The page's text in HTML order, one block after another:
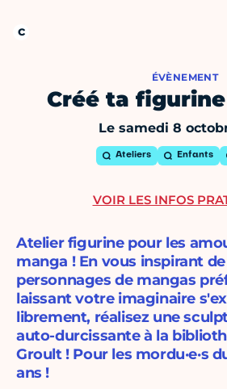
ÉVÈNEMENT
Créé ta
Le samedi 8
Ateliers Enfants
Atelier figurine pour les
manga ! En vous inspirant
personnages de mangas
laissant votre imaginaire
librement, réalisez une
auto-durcissante à la
Groult ! Pour les mordu·e·s
ans !
VOIR LES INFOS